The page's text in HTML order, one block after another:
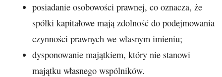
posiadanie osobowości prawnej, co oznacza, że
spółki kapitałowe mają zdolność do podejmowania
czynności prawnych we własnym imieniu;
dysponowanie majątkiem, który nie stanowi
majątku własnego wspólników.